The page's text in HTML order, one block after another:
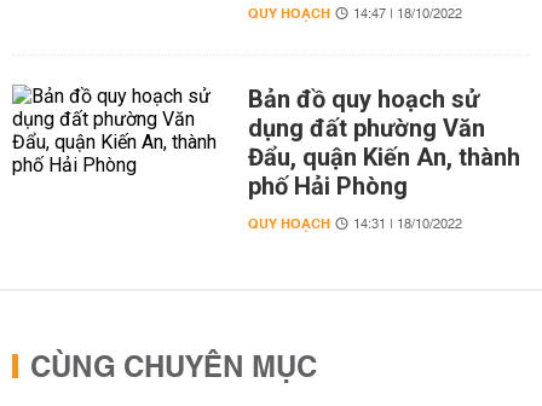
QUY HOẠCH 14:47 | 18/10/2022
Bản đồ quy hoạch sử
dụng đất phường Văn
Đẩu, quận Kiến An, thành
phố Hải Phòng
QUY HOẠCH 14:31 | 18/10/2022
CÙNG CHUYÊN MỤC